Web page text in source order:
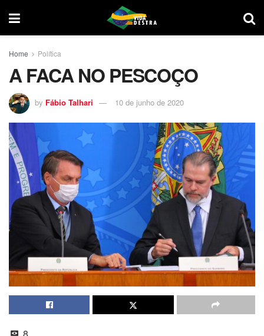
Home Política
A FACA NO PESCOÇO
by Fábio Talhari 10 de junho de 2020